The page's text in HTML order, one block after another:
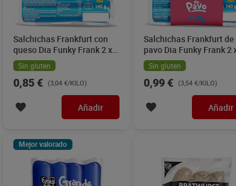
Salchichas Frankfurt con
queso Dia Funky Frank 2 x
140 g
Sin gluten
0,85 € (3,04 €/KILO)
Añadir
Salchichas Frankfurt de
pavo Dia Funky Frank 2
140 g
Sin gluten
0,99 € (3,54 €/KILO)
Añadir
Mejor valorado